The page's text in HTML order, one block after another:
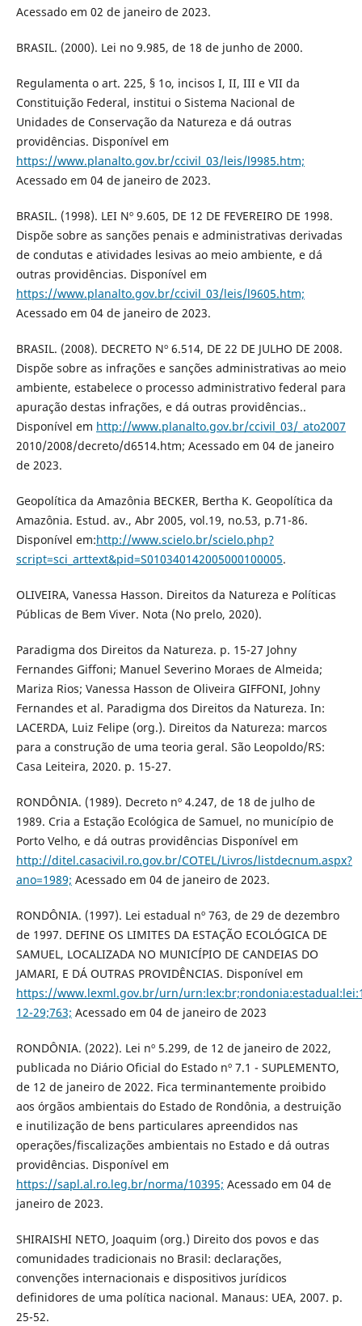
Acessado em 02 de janeiro de 2023.
BRASIL. (2000). Lei no 9.985, de 18 de junho de 2000.
Regulamenta o art. 225, § 1o, incisos I, II, III e VII da
Constituição Federal, institui o Sistema Nacional de
Unidades de Conservação da Natureza e dá outras
providências. Disponível em
https://www.planalto.gov.br/ccivil_03/leis/l9985.htm;
Acessado em 04 de janeiro de 2023.
BRASIL. (1998). LEI Nº 9.605, DE 12 DE FEVEREIRO DE 1998.
Dispõe sobre as sanções penais e administrativas derivadas
de condutas e atividades lesivas ao meio ambiente, e dá
outras providências. Disponível em
https://www.planalto.gov.br/ccivil_03/leis/l9605.htm;
Acessado em 04 de janeiro de 2023.
BRASIL. (2008). DECRETO Nº 6.514, DE 22 DE JULHO DE 2008.
Dispõe sobre as infrações e sanções administrativas ao meio
ambiente, estabelece o processo administrativo federal para
apuração destas infrações, e dá outras providências..
Disponível em http://www.planalto.gov.br/ccivil_03/_ato2007
2010/2008/decreto/d6514.htm; Acessado em 04 de janeiro
de 2023.
Geopolítica da Amazônia BECKER, Bertha K. Geopolítica da
Amazônia. Estud. av., Abr 2005, vol.19, no.53, p.71-86.
Disponível em:http://www.scielo.br/scielo.php?
script=sci_arttext&pid=S010340142005000100005.
OLIVEIRA, Vanessa Hasson. Direitos da Natureza e Políticas
Públicas de Bem Viver. Nota (No prelo, 2020).
Paradigma dos Direitos da Natureza. p. 15-27 Johny
Fernandes Giffoni; Manuel Severino Moraes de Almeida;
Mariza Rios; Vanessa Hasson de Oliveira GIFFONI, Johny
Fernandes et al. Paradigma dos Direitos da Natureza. In:
LACERDA, Luiz Felipe (org.). Direitos da Natureza: marcos
para a construção de uma teoria geral. São Leopoldo/RS:
Casa Leiteira, 2020. p. 15-27.
RONDÔNIA. (1989). Decreto nº 4.247, de 18 de julho de
1989. Cria a Estação Ecológica de Samuel, no município de
Porto Velho, e dá outras providências Disponível em
http://ditel.casacivil.ro.gov.br/COTEL/Livros/listdecnum.aspx?
ano=1989; Acessado em 04 de janeiro de 2023.
RONDÔNIA. (1997). Lei estadual nº 763, de 29 de dezembro
de 1997. DEFINE OS LIMITES DA ESTAÇÃO ECOLÓGICA DE
SAMUEL, LOCALIZADA NO MUNICÍPIO DE CANDEIAS DO
JAMARI, E DÁ OUTRAS PROVIDÊNCIAS. Disponível em
https://www.lexml.gov.br/urn/
12-29;763; Acessado em 04 de janeiro de 2023
RONDÔNIA. (2022). Lei nº 5.299, de 12 de janeiro de 2022,
publicada no Diário Oficial do Estado nº 7.1 - SUPLEMENTO,
de 12 de janeiro de 2022. Fica terminantemente proibido
aos órgãos ambientais do Estado de Rondônia, a destruição
e inutilização de bens particulares apreendidos nas
operações/fiscalizações ambientais no Estado e dá outras
providências. Disponível em
https://sapl.al.ro.leg.br/norma/10395; Acessado em 04 de
janeiro de 2023.
SHIRAISHI NETO, Joaquim (org.) Direito dos povos e das
comunidades tradicionais no Brasil: declarações,
convenções internacionais e dispositivos jurídicos
definidores de uma política nacional. Manaus: UEA, 2007. p.
25-52.